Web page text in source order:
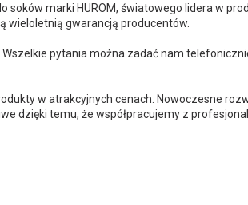
marki HUROM, światowego lidera w
wieloletnią gwarancją producentów.
pytania można zadać nam
w atrakcyjnych cenach. Nowoczesne
dzięki temu, że współpracujemy z